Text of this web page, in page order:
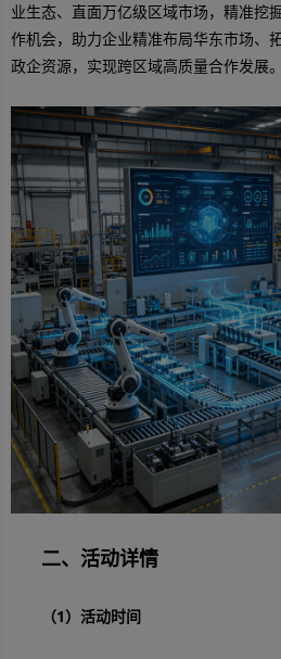
业生态、直面万亿级区域市场，精准挖
作机会，助力企业精准布局华东市场、
政企资源，实现跨区域高质量合作发展。
二、活动详情
（1）活动时间